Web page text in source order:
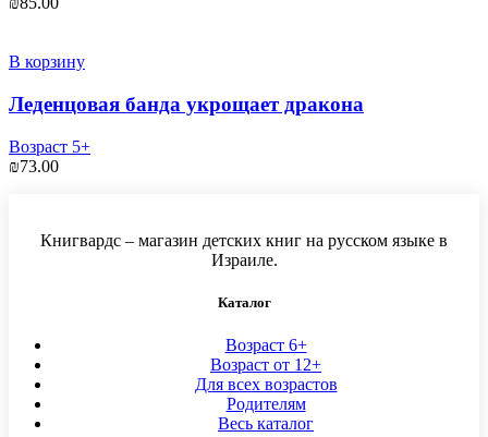
В корзину
Леденцовая банда укрощает дракона
Возраст 5+
₪73.00
Книгвардс – магазин детских книг на русском языке в
Израиле.
Каталог
Возраст 6+
Возраст от 12+
Для всех возрастов
Родителям
Весь каталог